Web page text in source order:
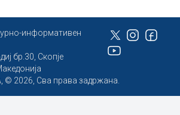
информативен
бр.30, Скопје
© 2026, Сва права задржана.